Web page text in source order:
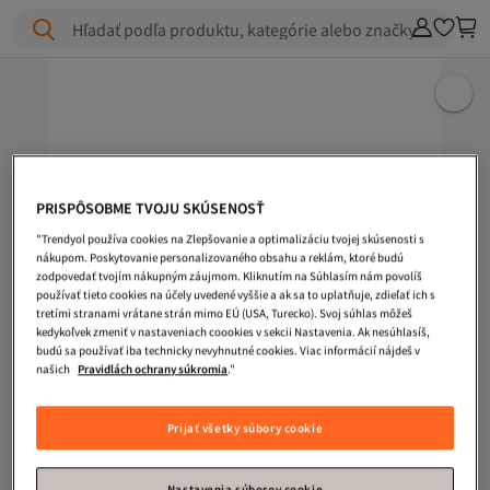
Hľadať podľa produktu, kategórie alebo značky
PRISPÔSOBME TVOJU SKÚSENOSŤ
"Trendyol používa cookies na Zlepšovanie a optimalizáciu tvojej skúsenosti s
nákupom. Poskytovanie personalizovaného obsahu a reklám, ktoré budú
zodpovedať tvojím nákupným záujmom. Kliknutím na Súhlasím nám povolíš
používať tieto cookies na účely uvedené vyššie a ak sa to uplatňuje, zdieľať ich s
tretími stranami vrátane strán mimo EÚ (USA, Turecko). Svoj súhlas môžeš
kedykoľvek zmeniť v nastaveniach coookies v sekcii Nastavenia. Ak nesúhlasíš,
budú sa používať iba technicky nevyhnutné cookies. Viac informácií nájdeš v
našich Pravidlách ochrany súkromia."
Prijať všetky súbory cookie